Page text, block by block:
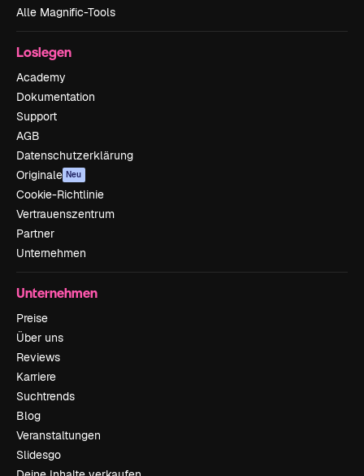
Alle Magnific-Tools
Loslegen
Academy
Dokumentation
Support
AGB
Datenschutzerklärung
Originale Neu
Cookie-Richtlinie
Vertrauenszentrum
Partner
Unternehmen
Unternehmen
Preise
Über uns
Reviews
Karriere
Suchtrends
Blog
Veranstaltungen
Slidesgo